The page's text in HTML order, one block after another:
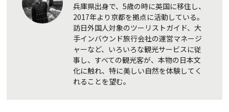
兵庫県出身で、5歳の時に英国に移住し、
2017年より京都を拠点に活動している。
訪日外国人対象のツーリストガイド、大
手インバウンド旅行会社の運営マネージ
ャーなど、いろいろな観光サービスに従
事し、すべての観光客が、本物の日本文
化に触れ、特に美しい自然を体験してく
れることを望む。